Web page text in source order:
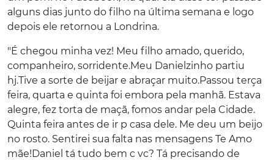
alguns dias junto do filho na última semana e logo
depois ele retornou a Londrina.
"É chegou minha vez! Meu filho amado, querido,
companheiro, sorridente.Meu Danielzinho partiu
hj.Tive a sorte de beijar e abraçar muito.Passou terça
feira, quarta e quinta foi embora pela manhã. Estava
alegre, fez torta de maçã, fomos andar pela Cidade.
Quinta feira antes de ir p casa dele. Me deu um beijo
no rosto. Sentirei sua falta nas mensagens Te Amo
mãe!Daniel tá tudo bem c vc? Tá precisando de